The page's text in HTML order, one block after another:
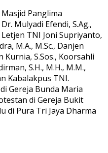
Panglima
Mulyadi Efendi, S.Ag.,
TNI Joni Supriyanto,
M.A., M.Sc., Danjen
Kurnia, S.Sos., Koorsahli
S.H., M.H., M.M.,
Kabalakpus TNI.
Gereja Bunda Maria
di Gereja Bukit
di Pura Tri Jaya Dharma